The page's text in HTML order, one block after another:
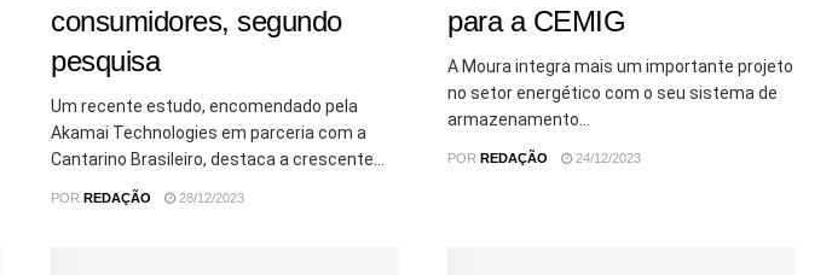
consumidores, segundo
pesquisa
Um recente estudo, encomendado pela
Akamai Technologies em parceria com a
Cantarino Brasileiro, destaca a crescente...
POR REDAÇÃO 28/12/2023
para a CEMIG
A Moura integra mais um importante projeto
no setor energético com o seu sistema de
armazenamento...
POR REDAÇÃO 24/12/2023